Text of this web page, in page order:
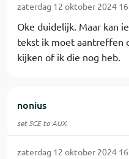
zaterdag 12 oktober 2024
Oke duidelijk. Maar kan
tekst ik moet aantreffen
kijken of ik die nog heb.
nonius
set SCE to AUX.
zaterdag 12 oktober 2024